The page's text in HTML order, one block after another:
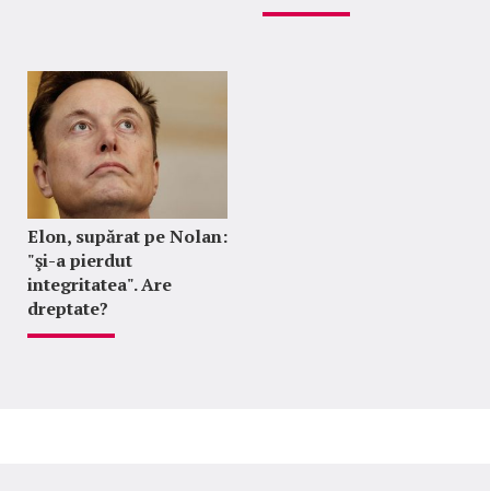
Elon, supărat pe Nolan:
"şi-a pierdut
integritatea". Are
dreptate?